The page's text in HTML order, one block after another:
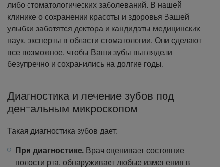
либо стоматологических заболеваний. В нашей
клинике о сохранении красоты и здоровья Вашей
улыбки заботятся доктора и кандидаты медицинских
наук, эксперты в области стоматологии. Они сделают
все возможное, чтобы Ваши зубы выглядели
безупречно и сохранились на долгие годы.
Диагностика и лечение зубов под
дентальным микроскопом
Такая диагностика зубов дает:
При диагностике. Врач оценивает состояние
полости рта, обнаруживает любые изменения в